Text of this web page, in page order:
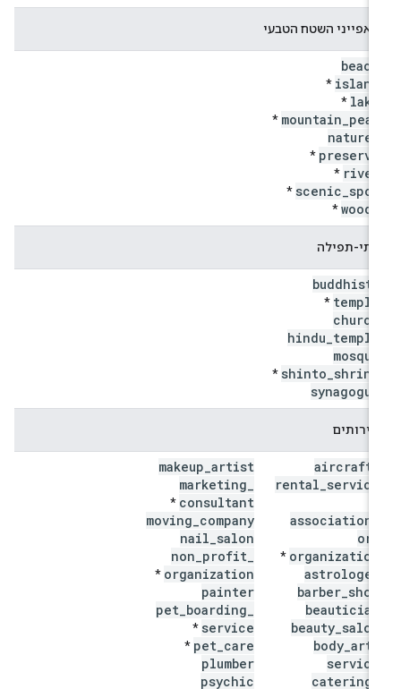
מאפייני השטח הטבעי
beach
island
*
*
mountain_
*
nature
preserve
*
river
*
scenic_
*
woods
*
בתי-תפילה
buddhist
temple
*
church
hindu_temple
mosque
shinto_shrine
*
synagogue
שירותים
aircraft
rental_service
association
organization
*
astrologer
barber_
beautician
beauty_salon
body_
service
catering
makeup_artist
marketing
consultant
*
moving_company
nail_salon
non_profit
organization
*
painter
pet_boarding
service
*
pet_care
*
plumber
psychic